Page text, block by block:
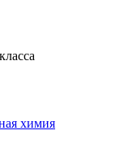
химия